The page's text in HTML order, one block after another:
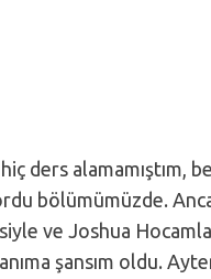
ders
bölümümüzde.
ve Joshua Hocamla
şansım oldu.